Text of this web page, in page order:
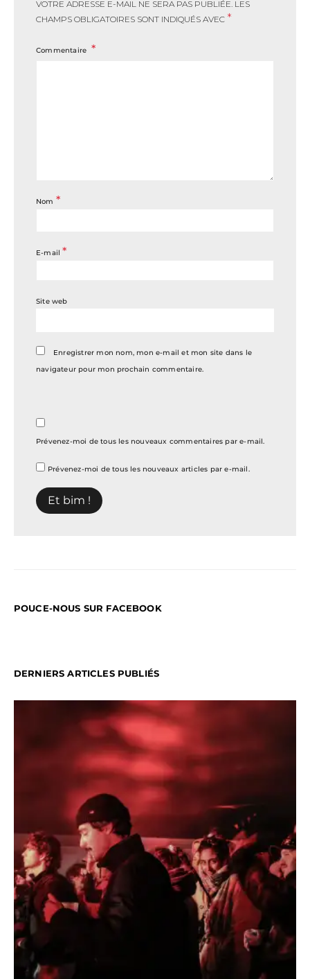
VOTRE ADRESSE E-MAIL NE SERA PAS PUBLIÉE. LES
CHAMPS OBLIGATOIRES SONT INDIQUÉS AVEC *
Commentaire
Nom *
E-mail*
Site web
Enregistrer mon nom, mon e-mail et mon site dans le
navigateur pour mon prochain commentaire.
Prévenez-moi de tous les nouveaux commentaires par e-mail.
Prévenez-moi de tous les nouveaux articles par e-mail.
POUCE-NOUS SUR FACEBOOK
DERNIERS ARTICLES PUBLIÉS